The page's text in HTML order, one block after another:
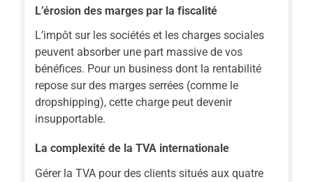
L’érosion des marges par la fiscalité
L’impôt sur les sociétés et les charges sociales
peuvent absorber une part massive de vos
bénéfices. Pour un business dont la rentabilité
repose sur des marges serrées (comme le
dropshipping), cette charge peut devenir
insupportable.
La complexité de la TVA internationale
Gérer la TVA pour des clients situés aux quatre